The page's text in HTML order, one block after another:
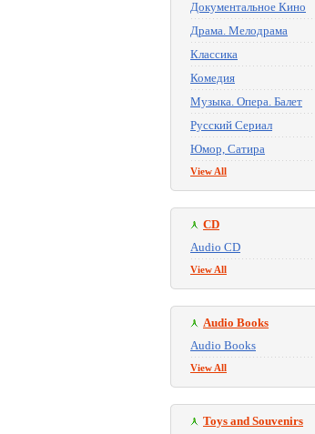
Документальное Кино
Драма. Мелодрама
Классика
Комедия
Музыка. Опера. Балет
Русский Сериал
Юмор, Сатира
View All
CD
Audio CD
View All
Audio Books
Audio Books
View All
Toys and Souvenirs